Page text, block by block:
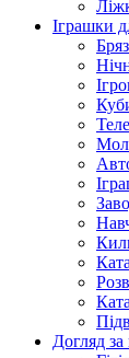
Іграшки
Догляд